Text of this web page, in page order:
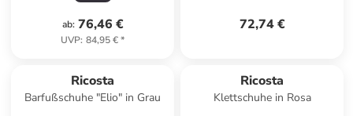
ab: 76,46 €
UVP: 84,95 €*
72,74 €
Ricosta
Barfußschuhe "Elio" in Grau
Ricosta
Klettschuhe in Rosa